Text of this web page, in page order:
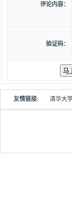
评论内容：
验证码：
友情链接: 清华大